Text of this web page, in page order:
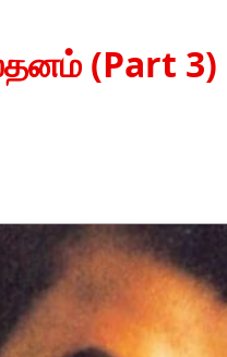
(Part 3)